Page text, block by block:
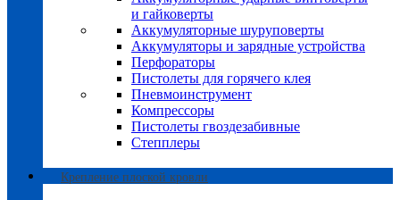
и гайковерты
Аккумуляторные шуруповерты
Аккумуляторы и зарядные устройства
Перфораторы
Пистолеты для горячего клея
Пневмоинструмент
Компрессоры
Пистолеты гвоздезабивные
Степплеры
Крепление плоской кровли